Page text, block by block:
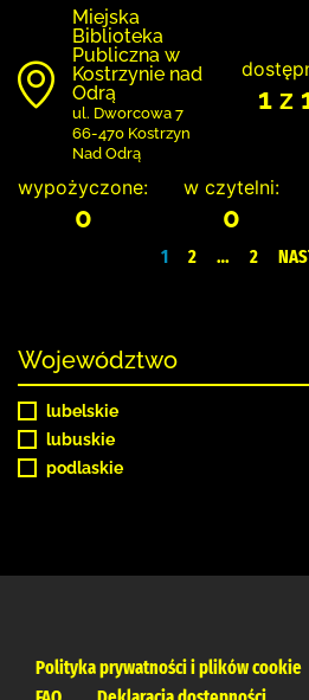
Miejska
Biblioteka
Publiczna w
Kostrzynie nad
Odrą
ul. Dworcowa 7
66-470 Kostrzyn
Nad Odrą
1 z
wypożyczone:
0
w czytelni:
0
1 2 … 2
Województwo
lubelskie
lubuskie
podlaskie
Polityka prywatności i plików cookie